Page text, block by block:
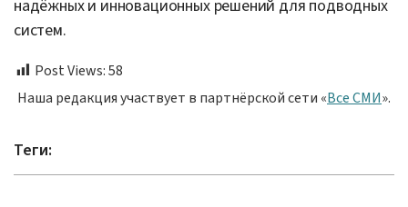
надёжных и инновационных решений для подводных
систем.
Post Views:58
Наша редакция участвует в партнёрской сети «Все СМИ».
Теги: